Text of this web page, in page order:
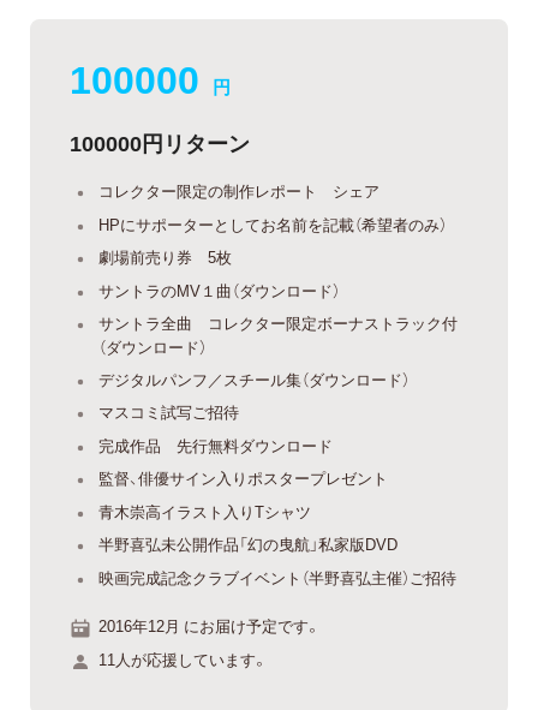
100000 円
100000円リターン
コレクター限定の制作レポート シェア
HPにサポーターとしてお名前を記載（希望者のみ）
劇場前売り券 5枚
サントラのMV１曲（ダウンロード）
サントラ全曲 コレクター限定ボーナストラック付
（ダウンロード）
デジタルパンフ／スチール集（ダウンロード）
マスコミ試写ご招待
完成作品 先行無料ダウンロード
監督、俳優サイン入りポスタープレゼント
青木崇高イラスト入りTシャツ
半野喜弘未公開作品「幻の曳航」私家版DVD
映画完成記念クラブイベント（半野喜弘主催）ご招待
2016年12月 にお届け予定です。
11人が応援しています。